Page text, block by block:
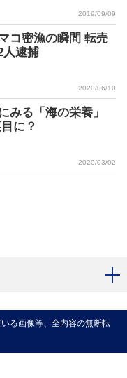
2019/09/09
コ密漁の瞬間 転売
人逮捕
2020/06/10
みる「海の栄養」
に？
2020/03/02
る画像等、全内容の無断転